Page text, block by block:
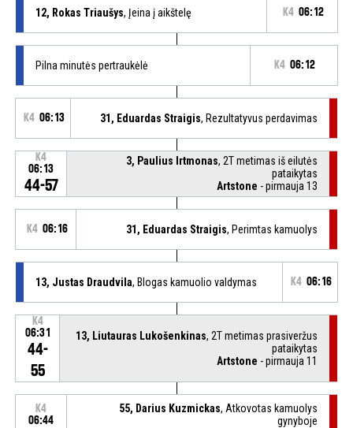
12, Rokas Triaušys, Įeina į aikštelę K4 06:12
Pilna minutės pertraukėlė K4 06:12
K4 06:13 31, Eduardas Straigis, Rezultatyvus perdavimas
K4
06:13
44-57
3, Paulius Irtmonas, 2T metimas iš eilutės
pataikytas
Artstone - pirmauja 13
K4 06:16 31, Eduardas Straigis, Perimtas kamuolys
13, Justas Draudvila, Blogas kamuolio valdymas K4 06:16
K4
06:31
44-
55
13, Liutauras Lukošenkinas, 2T metimas prasiveržus
pataikytas
Artstone - pirmauja 11
K4
06:44
55, Darius Kuzmickas, Atkovotas kamuolys
gynyboje